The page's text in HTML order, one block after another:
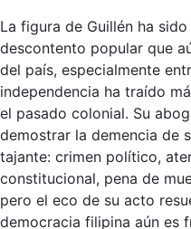
La figura de Guillén ha
descontento popular que
del país, especialmente
independencia ha traído
el pasado colonial. Su
demostrar la demencia de
tajante: crimen político,
constitucional, pena de
pero el eco de su acto
democracia filipina aún es